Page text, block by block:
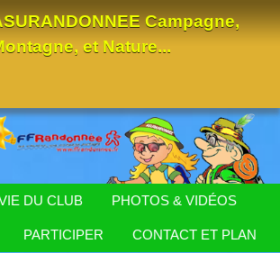
Campagne,
et Nature...
DU CLUB PHOTOS & VIDÉOS
PARTICIPER CONTACT ET PLAN
des cookies